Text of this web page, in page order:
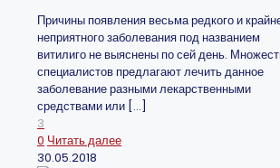
Причины появления весьма редкого и
неприятного заболевания под названием
витилиго не выяснены по сей день.
специалистов предлагают лечить данное
заболевание разными лекарственными
средствами или […]
3
0 Читать далее
30.05.2018